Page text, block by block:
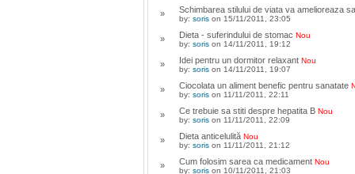
» Schimbarea stilului de viata va amelioreaza
by: soris on 15/11/2011, 23:05
» Dieta - suferindului de stomac Nou
by: soris on 14/11/2011, 19:12
» Idei pentru un dormitor relaxant Nou
by: soris on 14/11/2011, 19:07
» Ciocolata un aliment benefic pentru sanatate
by: soris on 11/11/2011, 22:11
» Ce trebuie sa stiti despre hepatita B Nou
by: soris on 11/11/2011, 22:09
» Dieta anticelulită Nou
by: soris on 11/11/2011, 21:12
» Cum folosim sarea ca medicament Nou
by: soris on 10/11/2011, 21:03